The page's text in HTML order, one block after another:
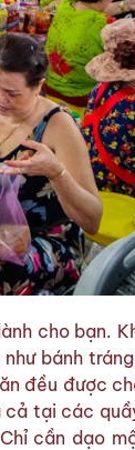
cho bạn.
bánh
đều được
tại các
cần dạo